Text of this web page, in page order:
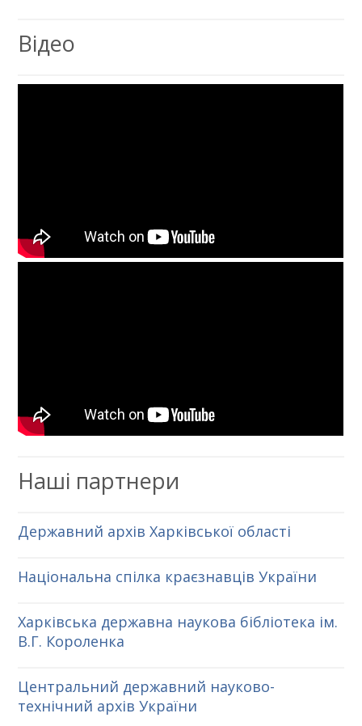
Відео
Наші партнери
Державний архів Харківської області
Національна спілка краєзнавців України
Харківська державна наукова бібліотека ім.
В.Г. Короленка
Центральний державний науково-
технічний архів України